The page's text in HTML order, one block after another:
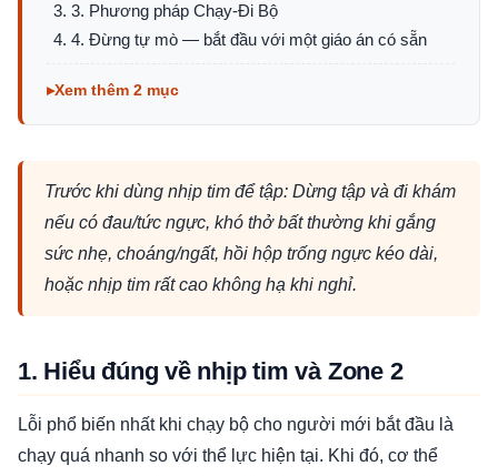
3. Phương pháp Chạy-Đi Bộ
4. Đừng tự mò — bắt đầu với một giáo án có sẵn
Xem thêm 2 mục
Trước khi dùng nhịp tim để tập: Dừng tập và đi khám
nếu có đau/tức ngực, khó thở bất thường khi gắng
sức nhẹ, choáng/ngất, hồi hộp trống ngực kéo dài,
hoặc nhịp tim rất cao không hạ khi nghỉ.
1. Hiểu đúng về nhịp tim và Zone 2
Lỗi phổ biến nhất khi chạy bộ cho người mới bắt đầu là
chạy quá nhanh so với thể lực hiện tại. Khi đó, cơ thể